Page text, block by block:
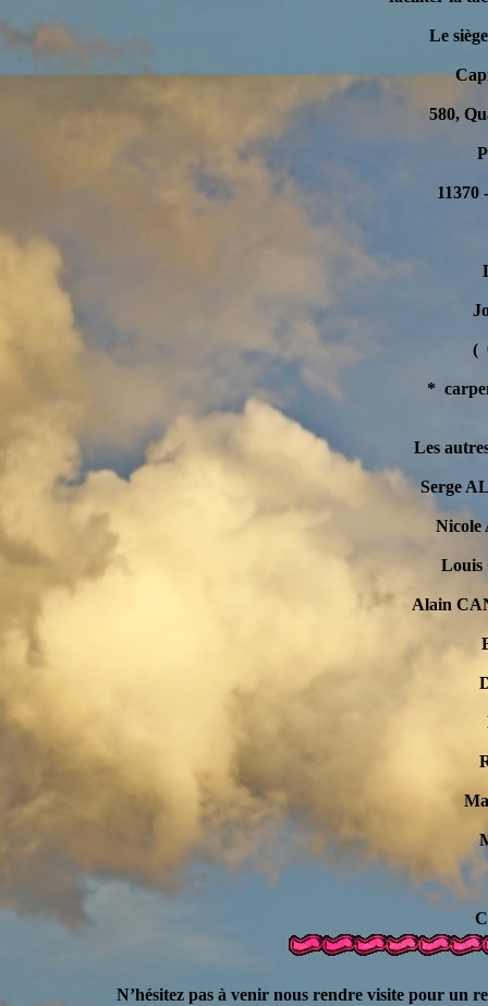
Le
580,
(
*
Les
Serge
Nicole
Louis
Alain
N’hésitez pas à venir nous rendre visite pour un